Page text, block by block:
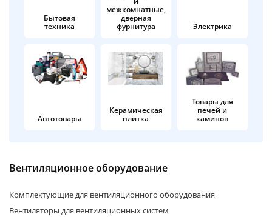
Бытовая
техника
межкомнатные,
дверная
фурнитура
Электрика
Автотовары
Керамическая
плитка
Товары для
печей и
каминов
Вентиляционное оборудование
Комплектующие для вентиляционного оборудования
Вентиляторы для вентиляционных систем
раз в 2
недели
Остались вопросы?
8 800 302-02-51
plait.ru